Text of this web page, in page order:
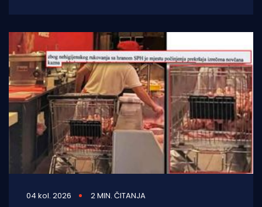
04 kol. 2026 2 MIN. ČITANJA